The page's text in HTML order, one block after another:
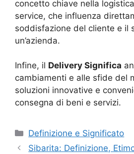
concetto chiave nella
service, che influenza
soddisfazione del cliente e il
un’azienda.
Infine, il Delivery Significa
cambiamenti e alle sfide del
soluzioni innovative e
consegna di beni e servizi.
Categorie
Definizione e Significato
Sibarita: Definizione,